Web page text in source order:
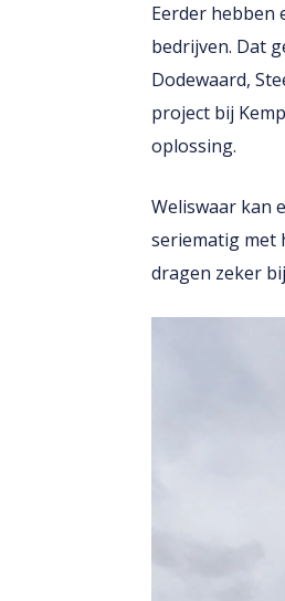
Eerder hebben
bedrijven. Dat
Dodewaard,
project bij
oplossing.
Weliswaar kan
seriematig met
dragen zeker